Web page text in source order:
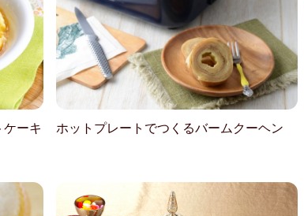
ーキ ホットプレートでつくるバームクーヘン